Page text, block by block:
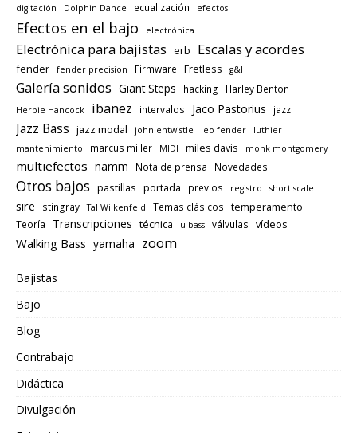
digitación
Dolphin Dance ecualización efectos
Efectos en el bajo electrónica
Electrónica para bajistas erb Escalas y acordes
fender fender precision Firmware Fretless g&l
Galería sonidos Giant Steps hacking Harley Benton
Herbie Hancock ibanez intervalos Jaco Pastorius jazz
Jazz Bass jazz modal john entwistle leo fender
luthier
mantenimiento
marcus miller MIDI miles davis monk montgomery
multiefectos namm Nota de prensa Novedades
Otros bajos pastillas portada previos registro short scale
sire stingray Tal Wilkenfeld Temas clásicos temperamento
Teoría Transcripciones técnica u-bass válvulas vídeos
Walking Bass yamaha zoom
Bajistas
Bajo
Blog
Contrabajo
Didáctica
Divulgación